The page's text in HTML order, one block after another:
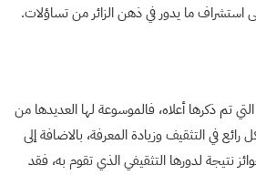
استشراف ما يدور في ذهن الزائر من تساؤلات.
تم ذكرها أعلاه، فالموسوعة لها العديدها من
في التثقيف وزيادة المعرفة، بالاضافة إلى
نتيجة لدورها التثقيفي الذي تقوم به، فقد